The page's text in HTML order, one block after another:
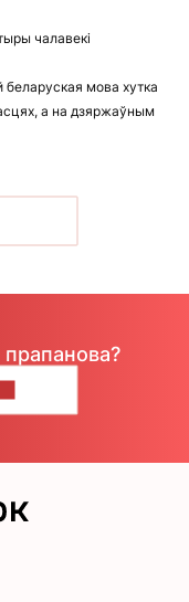
чалавекі
мова хутка
а на дзяржаўным